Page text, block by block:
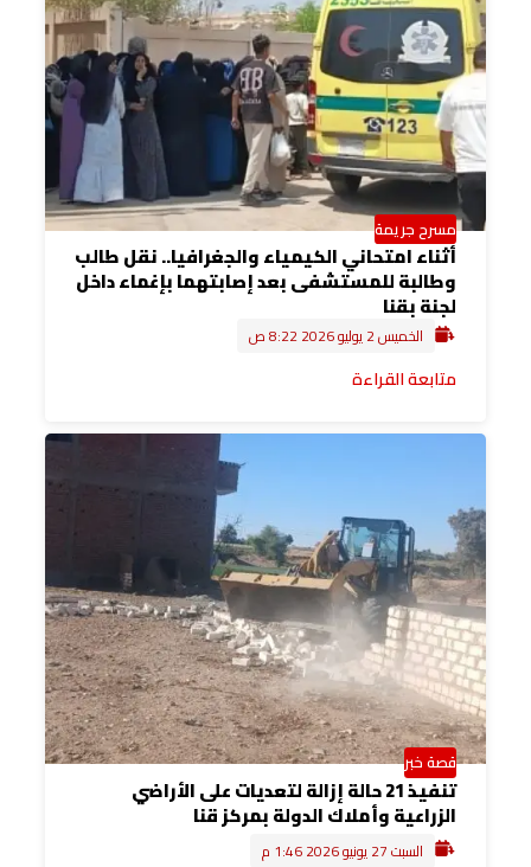
مسرح جريمة
أثناء امتحاني الكيمياء والجغرافيا.. نقل طالب
وطالبة للمستشفى بعد إصابتهما بإغماء داخل
لجنة بقنا
الخميس 2 يوليو 2026 8:22 ص
متابعة القراءة
قصة خبر
تنفيذ 21 حالة إزالة لتعديات على الأراضي
الزراعية وأملاك الدولة بمركز قنا
السبت 27 يونيو 2026 1:46 م